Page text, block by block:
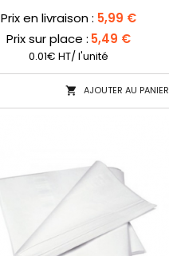
Prix
Prix en livraison : 5,99 €
Prix sur place : 5,49 €
0.01€ HT/ l'unité
 AJOUTER AU PANIER